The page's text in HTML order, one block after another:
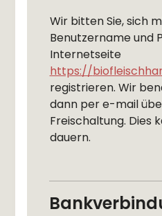
Wir bitten Sie, sich
Benutzername und
Internetseite
https://
registrieren. Wir
dann per e-mail
Freischaltung. Dies
dauern.